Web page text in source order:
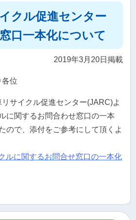
クル促進センター
口一本化について
2019年3月20日掲載
各位
サイクル促進センター(JARC)よ
に関するお問合わせ窓口の一本
ので、添付をご参考にして頂くよ
ルに関するお問合せ窓口の一本化